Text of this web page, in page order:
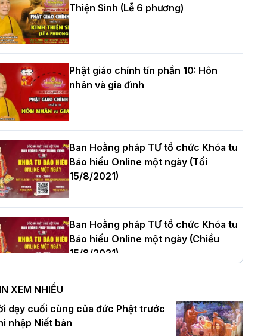
Thọ Lạc được suy cử làm tân
BTS GHPGVN tỉnh Nghệ An
thượng Thích Quảng Tùng tái đắc
Trưởng BTS GHPGVN thành phố Hải
nhiệm kỳ 2026 – 2031
tọa Thích Tâm Chính được suy
tân Trưởng ban Trị sự GHPGVN tỉnh
Nội: Tăng Ni Trường hạ Bồ Đề trang
tác pháp Tiền an cư PL.2570 –
Thiện Sinh (Lễ 6 phương)
Phật giáo chính tín phần 10: Hôn
nhân và gia đình
Ban Hoằng pháp TƯ tổ chức Khóa tu
Báo hiếu Online một ngày (Tối
15/8/2021)
Ban Hoằng pháp TƯ tổ chức Khóa tu
Báo hiếu Online một ngày (Chiều
15/8/2021)
Ban Hoằng pháp TƯ tổ chức Khóa tu
Báo hiếu Online một ngày (Sáng
15/8/2021)
XEM NHIỀU
dạy cuối cùng của đức Phật trước
nhập Niết bàn